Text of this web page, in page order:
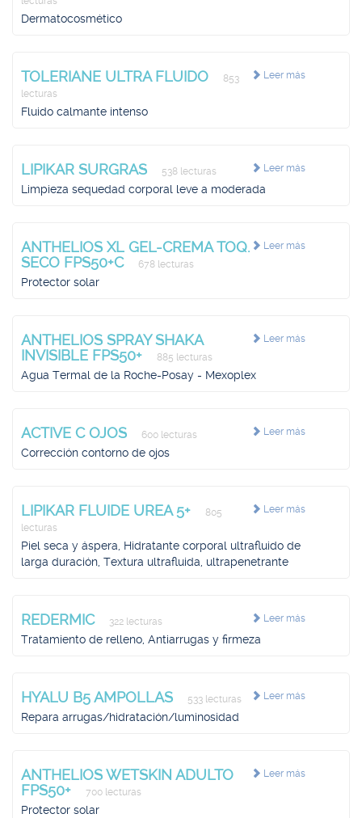
Dermatocosmético
Leer más
TOLERIANE ULTRA FLUIDO
853
lecturas
Fluido calmante intenso
Leer más
LIPIKAR SURGRAS 538 lecturas
Limpieza sequedad corporal leve a moderada
Leer más
ANTHELIOS XL GEL-CREMA TOQ.
SECO FPS50+C
678 lecturas
Protector solar
Leer más
ANTHELIOS SPRAY SHAKA
INVISIBLE FPS50+
885 lecturas
Agua Termal de la Roche-Posay - Mexoplex
Leer más
ACTIVE C OJOS 600 lecturas
Corrección contorno de ojos
Leer más
LIPIKAR FLUIDE UREA 5+
805
lecturas
Piel seca y áspera, Hidratante corporal ultrafluido de
larga duración, Textura ultrafluida, ultrapenetrante
Leer más
REDERMIC 322 lecturas
Tratamiento de relleno, Antiarrugas y firmeza
Leer más
HYALU B5 AMPOLLAS 533 lecturas
Repara arrugas/hidratación/luminosidad
Leer más
ANTHELIOS WETSKIN ADULTO
FPS50+
700 lecturas
Protector solar